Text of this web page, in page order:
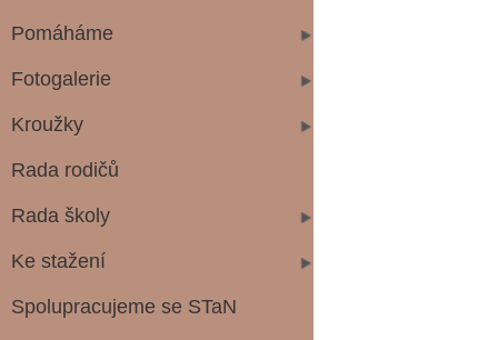
Pomáháme
Fotogalerie
Kroužky
Rada rodičů
Rada školy
Ke stažení
Spolupracujeme se STaN